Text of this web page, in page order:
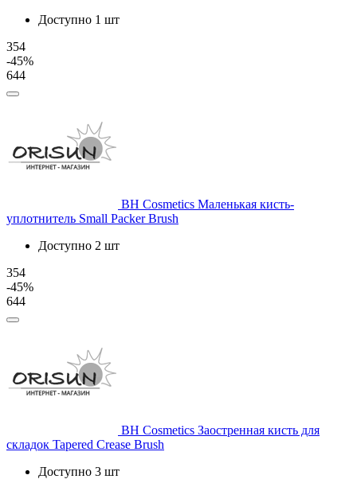
Доступно 1 шт
354
-45%
644
BH Cosmetics Маленькая кисть-
уплотнитель Small Packer Brush
Доступно 2 шт
354
-45%
644
BH Cosmetics Заостренная кисть для
складок Tapered Crease Brush
Доступно 3 шт